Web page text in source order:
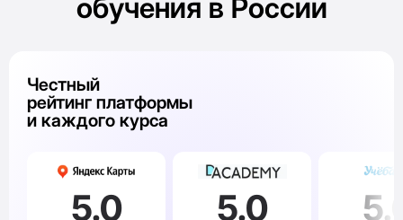
обучения в России
Честный
рейтинг платформы
и каждого курса
5.0 5.0